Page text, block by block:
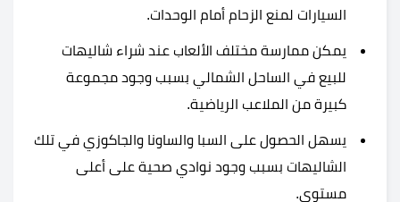
السيارات لمنع الزحام أمام الوحدات.
يمكن ممارسة مختلف الألعاب عند شراء شاليهات
للبيع في الساحل الشمالي بسبب وجود مجموعة
كبيرة من الملاعب الرياضية.
يسهل الحصول على السبا والساونا والجاكوزي في تلك
الشاليهات بسبب وجود نوادي صحية على أعلى
مستوى.